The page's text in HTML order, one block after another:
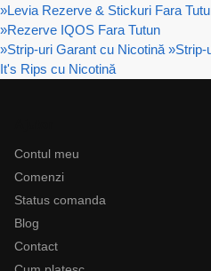
»Levia Rezerve & Stickuri Fara
»Rezerve IQOS Fara Tutun
»Strip-uri Garant cu Nicotină »Strip-
It's Rips cu Nicotină
Contul meu
Comenzi
Status comanda
Blog
Contact